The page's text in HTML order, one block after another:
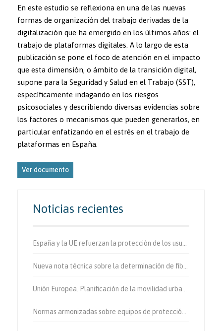
En este estudio se reflexiona en una de las nuevas
formas de organización del trabajo derivadas de la
digitalización que ha emergido en los últimos años: el
trabajo de plataformas digitales. A lo largo de esta
publicación se pone el foco de atención en el impacto
que esta dimensión, o ámbito de la transición digital,
supone para la Seguridad y Salud en el Trabajo (SST),
específicamente indagando en los riesgos
psicosociales y describiendo diversas evidencias sobre
los factores o mecanismos que pueden generarlos, en
particular enfatizando en el estrés en el trabajo de
plataformas en España.
Ver documento
Noticias recientes